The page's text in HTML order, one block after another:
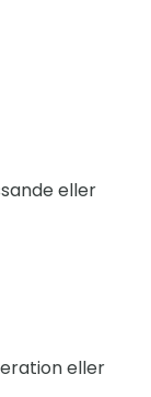
eller
eller